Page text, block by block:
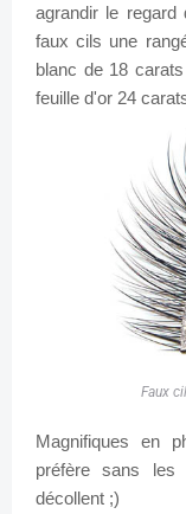
agrandir le
faux cils une
blanc de 18
feuille d'or 24
Faux
Magnifiques en
préfère sans
décollent ;)